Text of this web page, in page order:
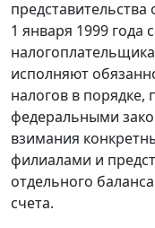
1 января 1999 года
исполняют
налогов в
федеральными
взимания
филиалами и
отдельного
счета.